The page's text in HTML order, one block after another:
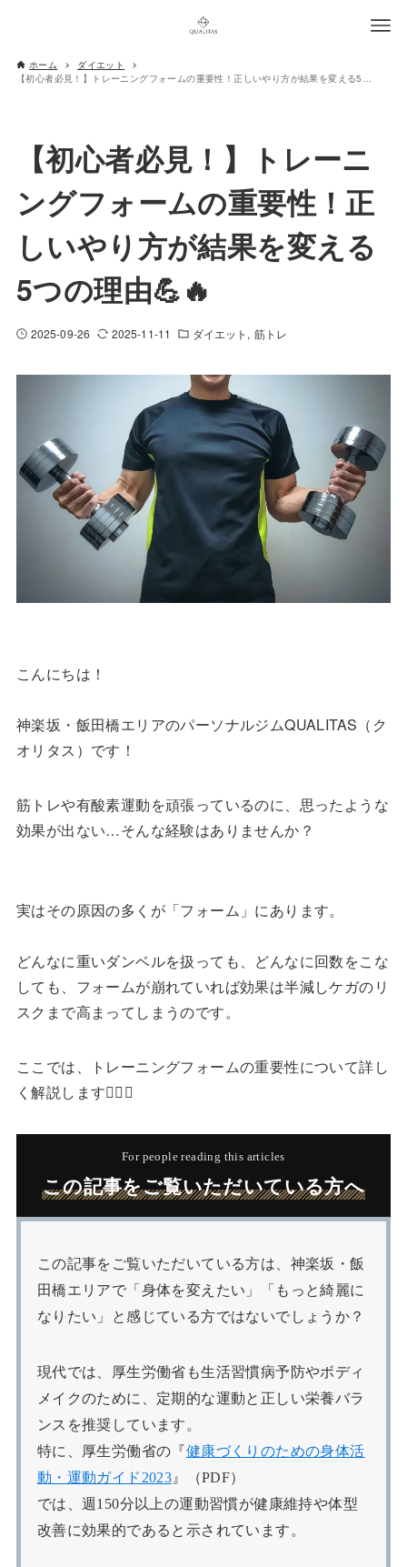
ホーム
ダイエット
【初心者必見！】トレーニングフォームの重要性！正しいやり方が結果を変える5つの理由💪🔥
【初心者必見！】トレーニ
ングフォームの重要性！正
しいやり方が結果を変える
5つの理由💪🔥
2025-09-26 2025-11-11 ダイエット 筋トレ
こんにちは！
神楽坂・飯田橋エリアのパーソナルジムQUALITAS（ク
オリタス）です！
筋トレや有酸素運動を頑張っているのに、思ったような
効果が出ない…そんな経験はありませんか？
実はその原因の多くが「フォーム」にあります。
どんなに重いダンベルを扱っても、どんなに回数をこな
しても、フォームが崩れていれば効果は半減しケガのリ
スクまで高まってしまうのです。
ここでは、トレーニングフォームの重要性について詳し
く解説します🏋️‍♂️✨
For people reading this articles
この記事をご覧いただいている方へ
この記事をご覧いただいている方は、神楽坂・飯
田橋エリアで「身体を変えたい」「もっと綺麗に
なりたい」と感じている方ではないでしょうか？
現代では、厚生労働省も生活習慣病予防やボディ
メイクのために、定期的な運動と正しい栄養バラ
ンスを推奨しています。
特に、厚生労働省の『健康づくりのための身体活
動・運動ガイド2023 』（PDF）
では、週150分以上の運動習慣が健康維持や体型
改善に効果的であると示されています。